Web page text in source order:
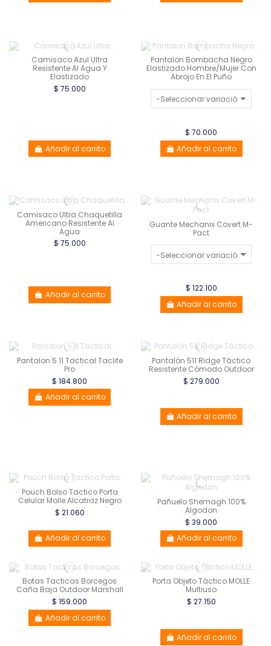
Camisaco Azul Ultra
Resistente Al Agua Y
Elastizado
$ 75.000
Añadir al carrito
Pantalon Bombacha Negro
Elastizado Hombre/Mujer Con
Abrojo En El Puño
$ 70.000
Añadir al carrito
Camisaco Ultra Chaquetilla
Americano Resistente Al
Agua
$ 75.000
Añadir al carrito
Guante Mechanix Covert M-
Pact
$ 122.100
Añadir al carrito
Pantalon 5.11 Tactical Taclite
Pro
$ 184.800
Añadir al carrito
Pantalón 511 Ridge Táctico
Resistente Cómodo Outdoor
$ 279.000
Añadir al carrito
Pouch Bolso Tactico Porta
Celular Molle Alcatraz Negro
$ 21.060
Añadir al carrito
Pañuelo Shemagh 100%
Algodon
$ 39.000
Añadir al carrito
Botas Tacticas Borcegos
Caña Baja Outdoor Marshall
$ 159.000
Añadir al carrito
Porta Objeto Táctico MOLLE
Multiuso
$ 27.150
Añadir al carrito